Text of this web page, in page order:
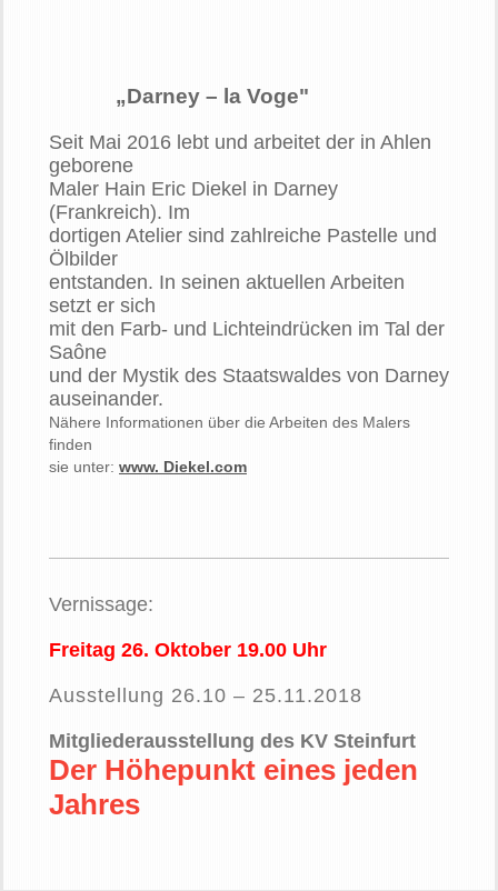
„Darney – la Voge"
Seit Mai 2016 lebt und arbeitet der in Ahlen
geborene
Maler Hain Eric Diekel in Darney
(Frankreich). Im
dortigen Atelier sind zahlreiche Pastelle und
Ölbilder
entstanden. In seinen aktuellen Arbeiten
setzt er sich
mit den Farb- und Lichteindrücken im Tal der
Saône
und der Mystik des Staatswaldes von Darney
auseinander.
Nähere Informationen über die Arbeiten des Malers
finden
sie unter: www. Diekel.com
Vernissage:
Freitag 26. Oktober 19.00 Uhr
Ausstellung 26.10 – 25.11.2018
Mitgliederausstellung des KV Steinfurt
Der Höhepunkt eines jeden
Jahres